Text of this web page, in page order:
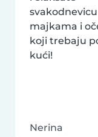
svakodnevicu
majkama i
koji trebaju
kući!
Nerina